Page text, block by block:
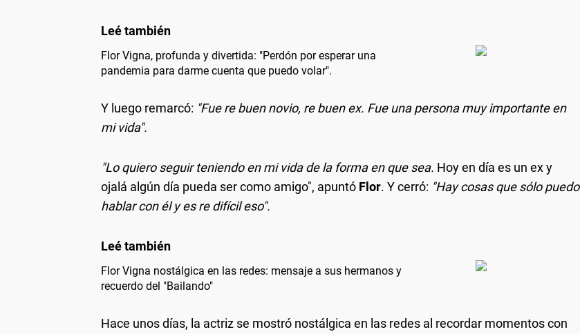
Flor Vigna, profunda y divertida: "Perdón por esperar una
pandemia para darme cuenta que puedo volar".
Y luego remarcó: "Fue re buen novio, re buen ex. Fue una persona muy importante en
mi vida".
"Lo quiero seguir teniendo en mi vida de la forma en que sea. Hoy en día es un ex y
ojalá algún día pueda ser como amigo", apuntó Flor. Y cerró: "Hay cosas que sólo puedo
hablar con él y es re difícil eso".
Flor Vigna nostálgica en las redes: mensaje a sus hermanos y
recuerdo del "Bailando"
Hace unos días, la actriz se mostró nostálgica en las redes al recordar momentos con